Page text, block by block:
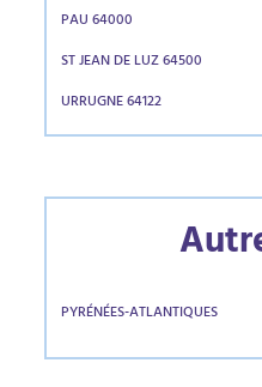
PAU 64000
ST JEAN DE LUZ 64500
URRUGNE 64122
PYRÉNÉES-ATLANTIQUES